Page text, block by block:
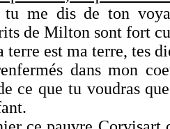
tu me dis de ton
de Milton sont fort
terre est ma terre, tes
dans mon
ce que tu voudras